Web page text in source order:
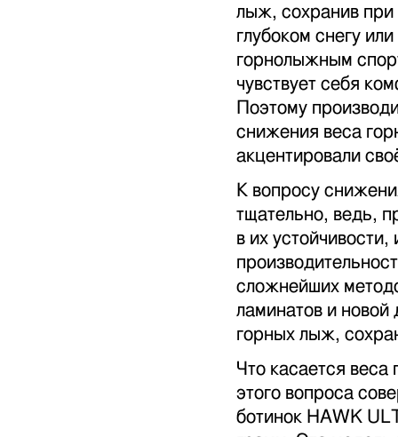
лыж, сохранив при
глубоком снегу
горнолыжным
чувствует себя
Поэтому
снижения веса
акцентировали
К вопросу
тщательно, ведь,
в их
сложнейших
ламинатов и новой
горных лыж,
Что касается
этого вопроса
ботинок HAWK